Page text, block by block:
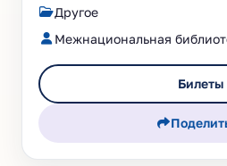
Другое
Межнациональная
Билеты